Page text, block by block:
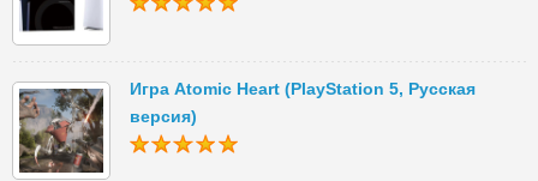
Игра Atomic Heart (PlayStation 5, Русская
версия)